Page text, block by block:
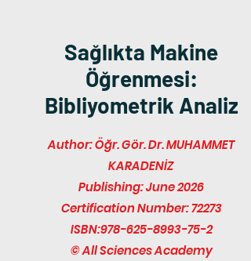
Sağlıkta Makine
Öğrenmesi:
Bibliyometrik Analiz
Author: Öğr. Gör. Dr. MUHAMMET
KARADENİZ
Publishing: June 2026
Certification Number: 72273
ISBN:978-625-8993-75-2
© All Sciences Academy